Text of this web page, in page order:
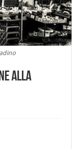
alla